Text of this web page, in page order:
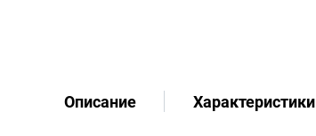
Описание Характеристики